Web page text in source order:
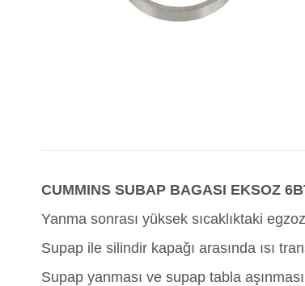
CUMMINS SUBAP BAGASI EKSOZ
Yanma sonrası yüksek sıcaklıktaki
Supap ile silindir kapağı arasında ısı
Supap yanması ve supap tabla